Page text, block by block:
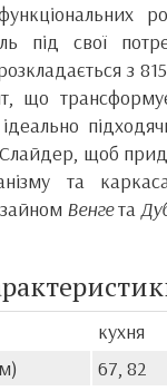
під свої
з
що
щоб
та
Венгета
кухня
67, 82